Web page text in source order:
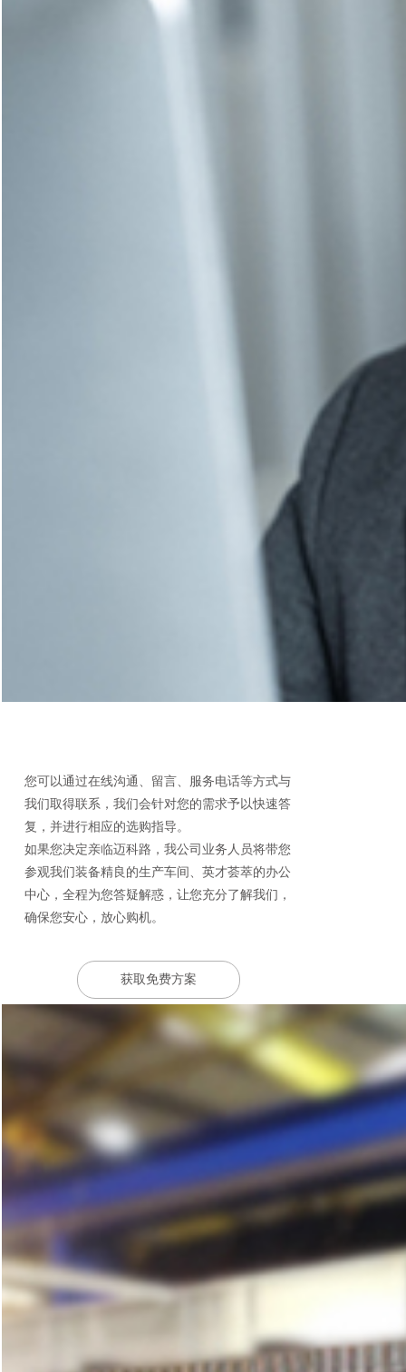
您可以通过在线沟通、留言、服务电话等方式与
我们取得联系，我们会针对您的需求予以快速答
复，并进行相应的选购指导。
如果您决定亲临迈科路，我公司业务人员将带您
参观我们装备精良的生产车间、英才荟萃的办公
中心，全程为您答疑解惑，让您充分了解我们，
确保您安心，放心购机。
获取免费方案